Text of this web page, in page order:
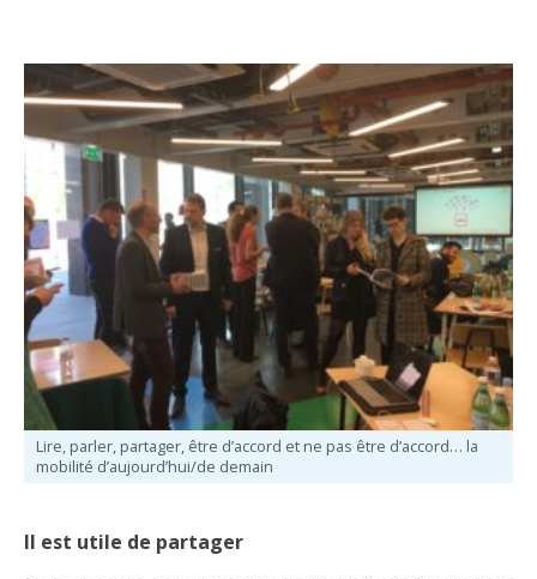
Lire, parler, partager, être d’accord et ne pas être d’accord… la
mobilité d’aujourd’hui/de demain
Il est utile de partager